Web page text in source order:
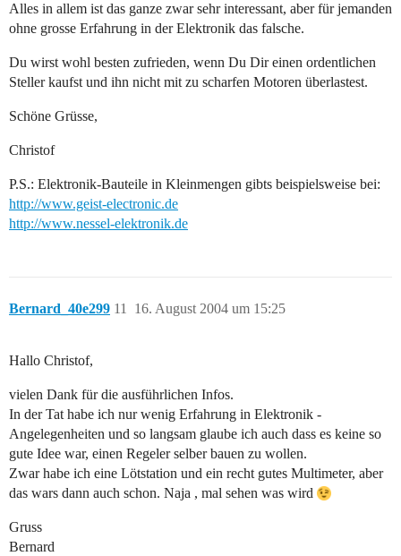
Alles in allem ist das ganze zwar sehr interessant, aber für jemanden
ohne grosse Erfahrung in der Elektronik das falsche.
Du wirst wohl besten zufrieden, wenn Du Dir einen ordentlichen
Steller kaufst und ihn nicht mit zu scharfen Motoren überlastest.
Schöne Grüsse,
Christof
P.S.: Elektronik-Bauteile in Kleinmengen gibts beispielsweise bei:
http://www.geist-electronic.de
http://www.nessel-elektronik.de
Bernard_40e299 16. August 2004 um 15:25
11
Hallo Christof,
vielen Dank für die ausführlichen Infos.
In der Tat habe ich nur wenig Erfahrung in Elektronik -
Angelegenheiten und so langsam glaube ich auch dass es keine so
gute Idee war, einen Regeler selber bauen zu wollen.
Zwar habe ich eine Lötstation und ein recht gutes Multimeter, aber
das wars dann auch schon. Naja , mal sehen was wird
Gruss
Bernard